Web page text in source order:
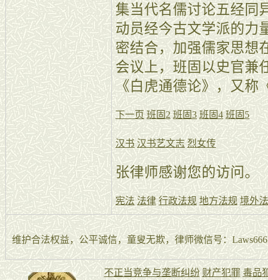
集当代名儒讨论五经同
动员经今古文学派的力
密结合，加强儒家思想
会议上，班固以史官兼
《白虎通德论》，又称
下一页 班固2 班固3 班固4 班固5
汉书 汉书艺文志 烈女传
张律师感谢您的访问。
宪法 法律 行政法规 地方法规 境外
维护合法权益，公平诚信，童叟无欺，律师微信号：